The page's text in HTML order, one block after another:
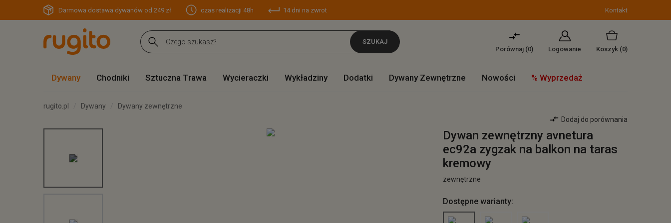
Darmowa dostawa dywanów od 249 zł czas realizacji 48h 14 dni na zwrot Kontakt
SZUKAJ
Porównaj (0) Logowanie Koszyk (0)
Dywany Chodniki Sztuczna Trawa Wycieraczki Wykładziny Dodatki Dywany Zewnętrzne Nowości % Wyprzedaż
rugito.pl Dywany
Dywany zewnętrzne
Dodaj do porównania
Dywan zewnętrzny avnetura
ec92a zygzak na balkon na taras
kremowy
zewnętrzne
Dostępne warianty: